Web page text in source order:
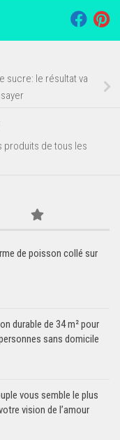
sucre: le résultat va
produits de tous les
de poisson collé sur
durable de 34 m² pour
sans domicile
vous semble le plus
vision de l’amour